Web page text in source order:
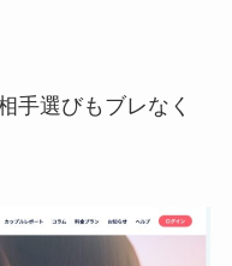
手選びもブレなく